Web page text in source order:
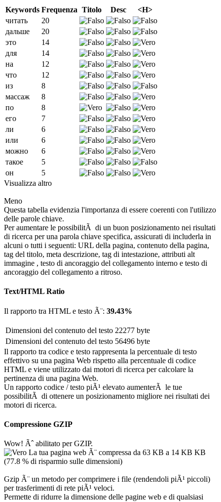
Keywords Frequenza Titolo Desc
<H>
читать
20
дальше
20
это
14
для
14
на
12
что
12
из
8
массаж
8
по
8
его
7
ли
6
или
6
можно
6
такое
5
он
5
Visualizza altro
Meno
Questa tabella evidenzia l'importanza di essere coerenti con l'utilizzo
delle parole chiave.
Per aumentare le possibilitÃ di un buon posizionamento nei risultati
di ricerca per una parola chiave specifica, assicurati di includerla in
alcuni o tutti i seguenti: URL della pagina, contenuto della pagina,
tag del titolo, meta descrizione, tag di intestazione, attributi alt
immagine , testo di ancoraggio del collegamento interno e testo di
ancoraggio del collegamento a ritroso.
Text/HTML Ratio
Il rapporto tra HTML e testo Ã¨: 39.43%
Dimensioni del contenuto del testo 22277 byte
Dimensioni del contenuto del testo 56496 byte
Il rapporto tra codice e testo rappresenta la percentuale di testo
effettivo su una pagina Web rispetto alla percentuale di codice
HTML e viene utilizzato dai motori di ricerca per calcolare la
pertinenza di una pagina Web.
Un rapporto codice / testo piÃ¹ elevato aumenterÃ le tue
possibilitÃ di ottenere un posizionamento migliore nei risultati dei
motori di ricerca.
Compressione GZIP
Wow! Ãˆ abilitato per GZIP.
La tua pagina web Ã¨ compressa da 63 KB a 14 KB KB
(77.8 % di risparmio sulle dimensioni)
Gzip Ã¨ un metodo per comprimere i file (rendendoli piÃ¹ piccoli)
per trasferimenti di rete piÃ¹ veloci.
Permette di ridurre la dimensione delle pagine web e di qualsiasi